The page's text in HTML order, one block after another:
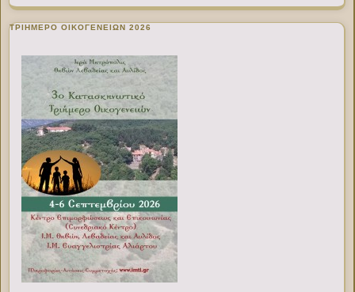
ΤΡΙΗΜΕΡΟ ΟΙΚΟΓΕΝΕΙΩΝ 2026